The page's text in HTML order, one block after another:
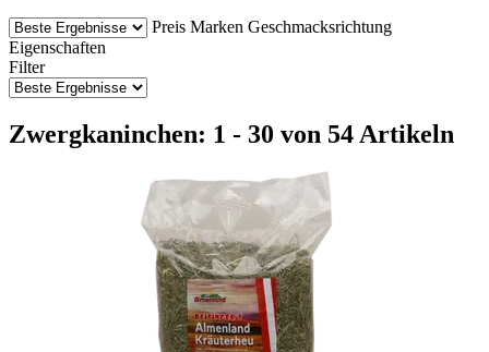
Preis Marken Geschmacksrichtung
Eigenschaften
Filter
Zwergkaninchen: 1 - 30 von 54 Artikeln